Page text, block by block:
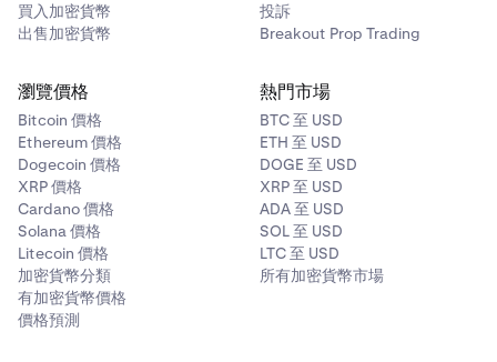
買入加密貨幣
出售加密貨幣
投訴
Breakout Prop Trading
瀏覽價格
Bitcoin 價格
Ethereum 價格
Dogecoin 價格
XRP 價格
Cardano 價格
Solana 價格
Litecoin 價格
加密貨幣分類
有加密貨幣價格
價格預測
熱門市場
BTC 至 USD
ETH 至 USD
DOGE 至 USD
XRP 至 USD
ADA 至 USD
SOL 至 USD
LTC 至 USD
所有加密貨幣市場